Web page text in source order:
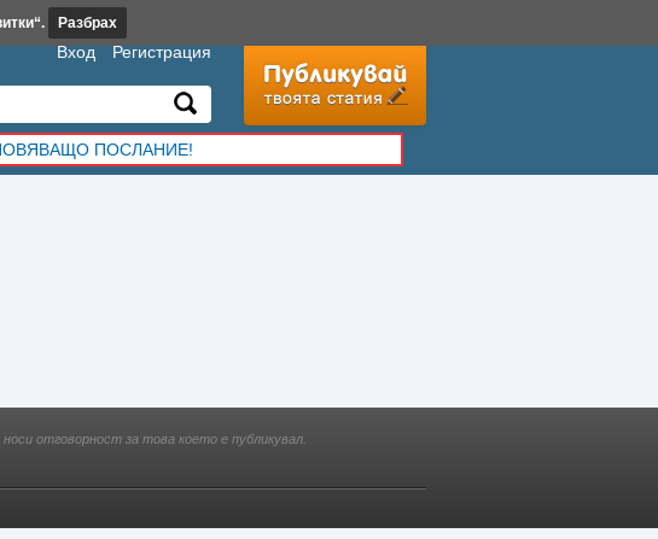
Вход Регистрация
ПОСЛАНИЕ!
отговорност за това което е публикувал.
Разбрах